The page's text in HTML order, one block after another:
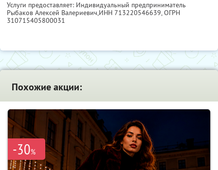
Услуги предоставляет: Индивидуальный предприниматель
Рыбаков Алексей Валериевич,ИНН 713220546639, ОГРН
310715405800031
Похожие акции:
-30%